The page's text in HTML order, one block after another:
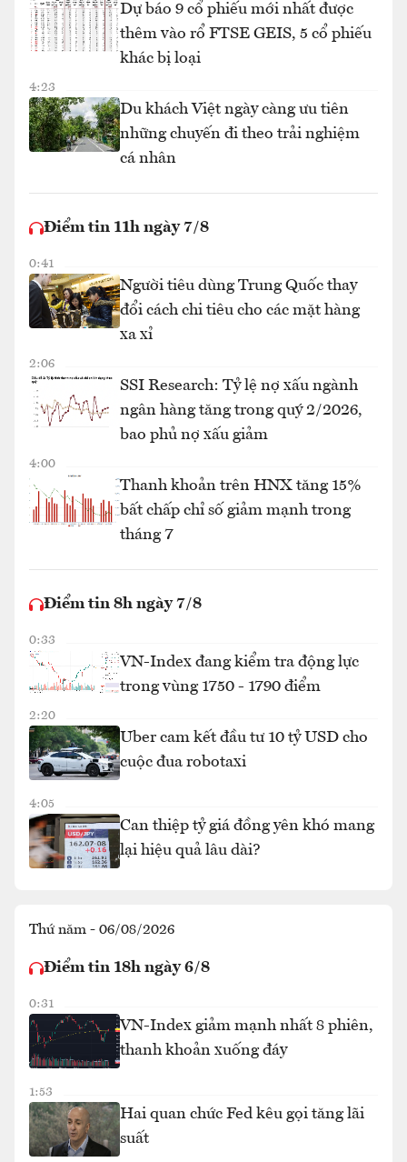
Dự báo 9 cổ phiếu mới nhất được
thêm vào rổ FTSE GEIS, 5 cổ phiếu
khác bị loại
4:23
Du khách Việt ngày càng ưu tiên
những chuyến đi theo trải nghiệm
cá nhân
Điểm tin 11h ngày 7/8
0:41
Người tiêu dùng Trung Quốc thay
đổi cách chi tiêu cho các mặt hàng
xa xỉ
2:06
SSI Research: Tỷ lệ nợ xấu ngành
ngân hàng tăng trong quý 2/2026,
bao phủ nợ xấu giảm
4:00
Thanh khoản trên HNX tăng 15%
bất chấp chỉ số giảm mạnh trong
tháng 7
Điểm tin 8h ngày 7/8
0:33
VN-Index đang kiểm tra động lực
trong vùng 1750 - 1790 điểm
2:20
Uber cam kết đầu tư 10 tỷ USD cho
cuộc đua robotaxi
4:05
Can thiệp tỷ giá đồng yên khó mang
lại hiệu quả lâu dài?
Thứ năm - 06/08/2026
Điểm tin 18h ngày 6/8
0:31
VN-Index giảm mạnh nhất 8 phiên,
thanh khoản xuống đáy
1:53
Hai quan chức Fed kêu gọi tăng lãi
suất